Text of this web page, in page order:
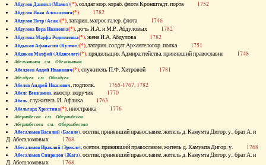
Абдулов Даниил (Мамет)(*), солдат мор. кораб. флота Кронштадт. порта 1752
Абдулов Иван Алексеевич(*) 1782
Абдулов Петр (Асак)(*), татарин, матрос галер. флота 1746
Абдулова Вера Ивановна(*), дочь И.А. и М.Р. Абдуловых 1782
Абдулова Марфа Родионовна(*), жена И.А. Абдулова 1782
Абдыков Афанасий (Кулмет)(*), татарин, солдат Архангелогор. полка 1751
Абдяков Матфей (Абдяселет)(*), прядильщик Адмиралтейства, принявший православие 1748
Абезьянинов см. Обезьянинов
Абелдеев Авдей Иванович(*), служитель П.Ф. Хитровой 1781
Абелдуев см. Оболдуев
Абелов Андрей Иванович, подполк. 1765-1767, 1782
Абелс Вениамин, иностр. поручик 1770
Абель, служитель И. Афлика 1763
Абельгард Христина(*), иностранка 1776
Абернибесов см. Обернибесов
Абернибесова см. Обернибесова
Абесаломов Василий (Басиле), осетин, принявший православие, житель д. Камумта Дигор. у., брат А. и
Д. Абесаломовых 1768
Абесаломов Ираклий (Эрекле), осетин, принявший православие, житель д. Камумта Дигор. у. 1768
Абесаломов Спиридон (Жага), осетин, принявший православие, житель д. Камумта Дигор. у., брат А. и
Д. Абесаломовых 1768